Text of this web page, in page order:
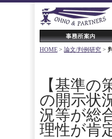
HOME > 論文/判例研究 >
【基準
の開示状
況等が総
理性が肯